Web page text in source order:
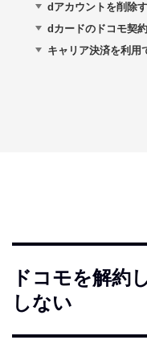
dアカウントを削除
dカードのドコモ契
キャリア決済を利用
ドコモを解約
しない